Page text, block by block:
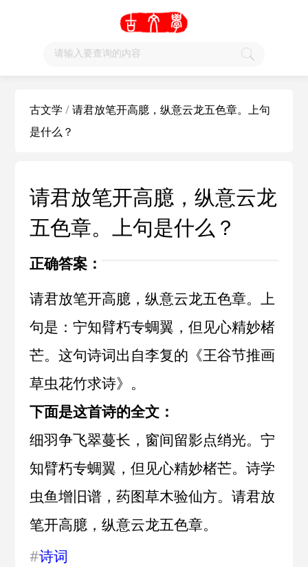
古文学 /请君放笔开高臆，纵意云龙五色章。上句
是什么？
请君放笔开高臆，纵意云龙
五色章。上句是什么？
正确答案：
请君放笔开高臆，纵意云龙五色章。上
句是：宁知臂朽专蜩翼，但见心精妙楮
芒。这句诗词出自李复的《王谷节推画
草虫花竹求诗》。
下面是这首诗的全文：
细羽争飞翠蔓长，窗间留影点绡光。宁
知臂朽专蜩翼，但见心精妙楮芒。诗学
虫鱼增旧谱，药图草木验仙方。请君放
笔开高臆，纵意云龙五色章。
#诗词